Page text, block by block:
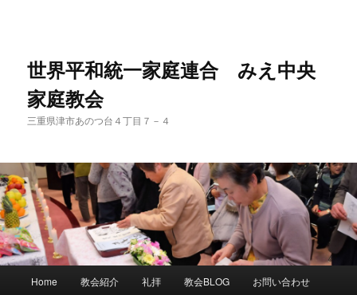
世界平和統一家庭連合 みえ中央
家庭教会
三重県津市あのつ台４丁目７－４
メ
Home 教会紹介 礼拝 教会BLOG お問い合わせ